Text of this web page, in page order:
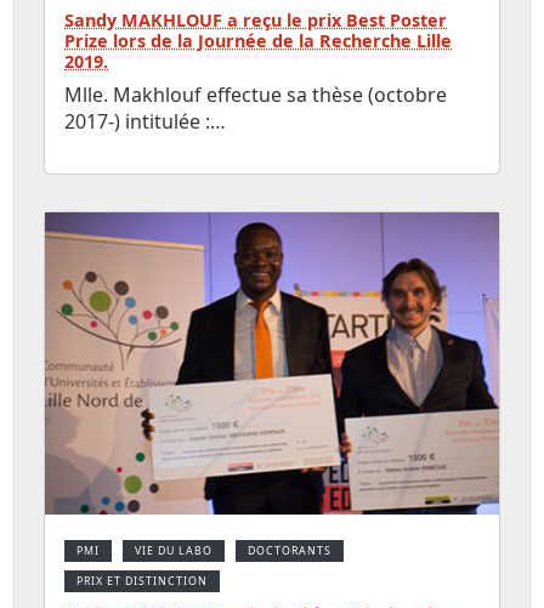
Sandy MAKHLOUF a reçu le prix Best Poster
Prize lors de la Journée de la Recherche Lille
2019.
Mlle. Makhlouf effectue sa thèse (octobre
2017-) intitulée :…
PMI VIE DU LABO DOCTORANTS
PRIX ET DISTINCTION